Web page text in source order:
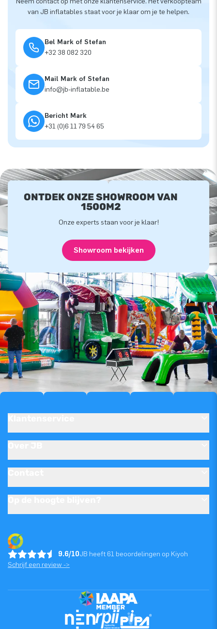
van JB inflatables staat voor je klaar om je te helpen.
Bel Mark of Stefan
+32 38 082 320
Mail Mark of Stefan
info@jb-inflatable.be
Bericht Mark
+31 (0)6 11 79 54 65
ONTDEK ONZE SHOWROOM VAN
1500M2
Onze experts staan voor je klaar!
Showroom bekijken
9.6/10JB heeft 61 beoordelingen op Kiyoh
Schrijf een review ->